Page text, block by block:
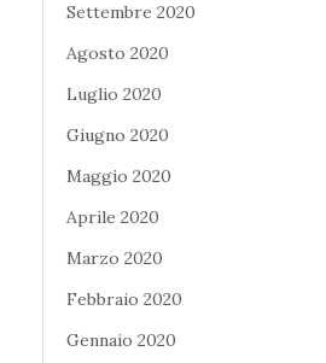
Settembre 2020
Agosto 2020
Luglio 2020
Giugno 2020
Maggio 2020
Aprile 2020
Marzo 2020
Febbraio 2020
Gennaio 2020